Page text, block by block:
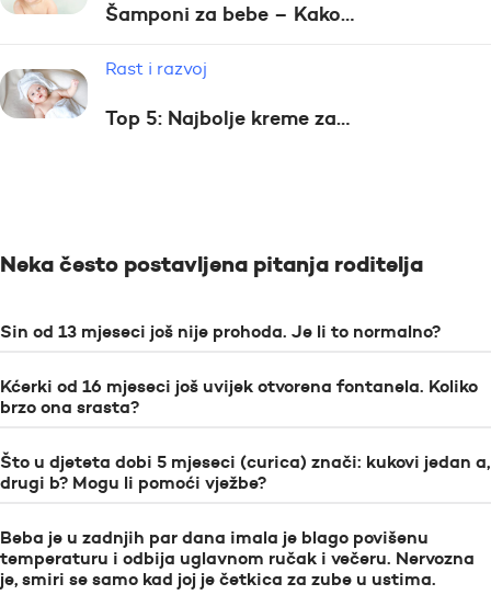
Šamponi za bebe – Kako…
Rast i razvoj
Top 5: Najbolje kreme za…
Neka često postavljena pitanja roditelja
Sin od 13 mjeseci još nije prohoda. Je li to normalno?
Kćerki od 16 mjeseci još uvijek otvorena fontanela. Koliko
brzo ona srasta?
Što u djeteta dobi 5 mjeseci (curica) znači: kukovi jedan a,
drugi b? Mogu li pomoći vježbe?
Beba je u zadnjih par dana imala je blago povišenu
temperaturu i odbija uglavnom ručak i večeru. Nervozna
je, smiri se samo kad joj je četkica za zube u ustima.